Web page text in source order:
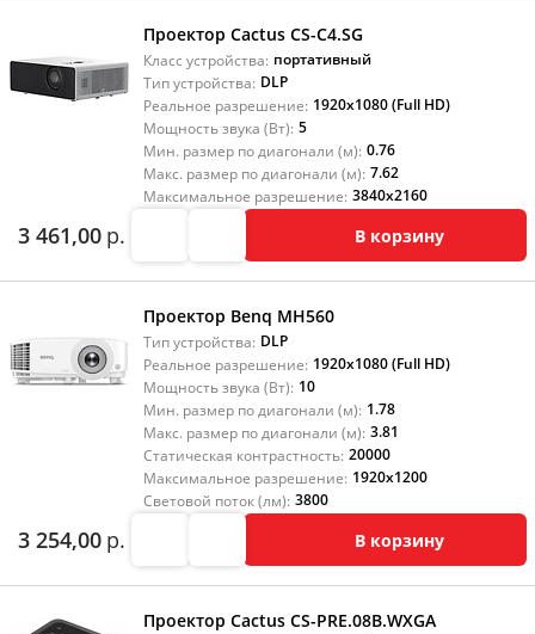
Проектор Cactus CS-C4.SG
Класс устройства: портативный
Тип устройства: DLP
Реальное разрешение: 1920x1080 (Full HD)
Мощность звука (Вт): 5
Мин. размер по диагонали (м): 0.76
Макс. размер по диагонали (м): 7.62
Максимальное разрешение: 3840x2160
3 461,00 р. В корзину
Проектор Benq MH560
Тип устройства: DLP
Реальное разрешение: 1920x1080 (Full HD)
Мощность звука (Вт): 10
Мин. размер по диагонали (м): 1.78
Макс. размер по диагонали (м): 3.81
Статическая контрастность: 20000
Максимальное разрешение: 1920x1200
Световой поток (лм): 3800
3 254,00 р. В корзину
Проектор Cactus CS-PRE.08B.WXGA